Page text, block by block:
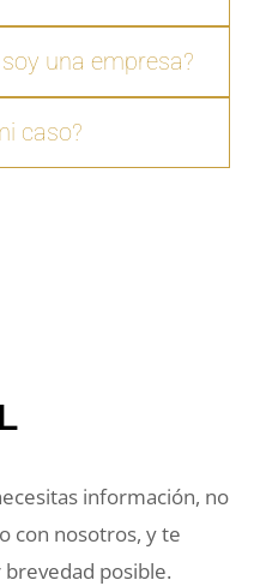
una empresa?
caso?
información, no
con nosotros, y te
posible.